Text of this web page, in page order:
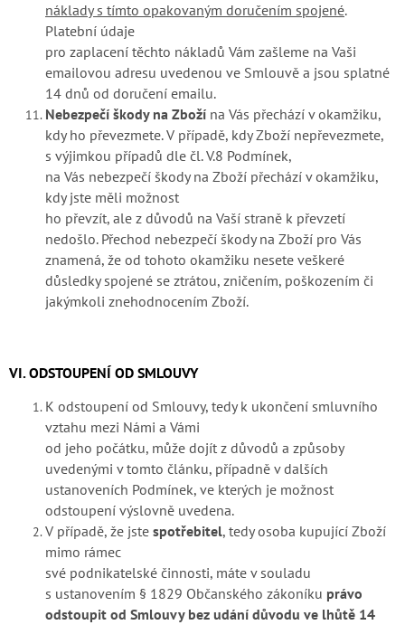
náklady s tímto opakovaným doručením spojené.
Platební údaje
pro zaplacení těchto nákladů Vám zašleme na Vaši
emailovou adresu uvedenou ve Smlouvě a jsou splatné
14 dnů od doručení emailu.
Nebezpečí škody na Zboží na Vás přechází v okamžiku,
kdy ho převezmete. V případě, kdy Zboží nepřevezmete,
s výjimkou případů dle čl. V.8 Podmínek,
na Vás nebezpečí škody na Zboží přechází v okamžiku,
kdy jste měli možnost
ho převzít, ale z důvodů na Vaší straně k převzetí
nedošlo. Přechod nebezpečí škody na Zboží pro Vás
znamená, že od tohoto okamžiku nesete veškeré
důsledky spojené se ztrátou, zničením, poškozením či
jakýmkoli znehodnocením Zboží.
VI. ODSTOUPENÍ OD SMLOUVY
K odstoupení od Smlouvy, tedy k ukončení smluvního
vztahu mezi Námi a Vámi
od jeho počátku, může dojít z důvodů a způsoby
uvedenými v tomto článku, případně v dalších
ustanoveních Podmínek, ve kterých je možnost
odstoupení výslovně uvedena.
V případě, že jste spotřebitel, tedy osoba kupující Zboží
mimo rámec
své podnikatelské činnosti, máte v souladu
s ustanovením § 1829 Občanského zákoníku právo
odstoupit od Smlouvy bez udání důvodu ve lhůtě 14